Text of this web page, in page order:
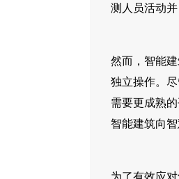
测人员活动
然而，智能
独立操作。
需要更成熟
智能建筑向
为了有效应